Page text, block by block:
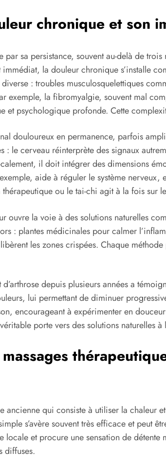
chronique et son
par sa persistance, souvent au-delà de
la douleur chronique s’installe
: troubles musculosquelettiques
exemple, la fibromyalgie, souvent mal
et psychologique profonde. Cette
douloureux en permanence, parfois
: le cerveau réinterprète des signaux
il doit intégrer des dimensions
aide à réguler le système nerveux,
ou le tai-chi agit à la fois sur
ouvre la voie à des solutions naturelles
: plantes médicinales pour calmer
les zones crispées. Chaque
depuis plusieurs années a
lui permettant de diminuer
encourageant à expérimenter en
porte vers des solutions naturelles
ancienne qui consiste à utiliser la
s’avère souvent très efficace et peut
et procure une sensation de
diffuses.